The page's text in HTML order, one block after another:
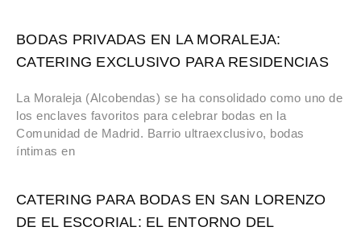
BODAS PRIVADAS EN LA MORALEJA:
CATERING EXCLUSIVO PARA RESIDENCIAS
La Moraleja (Alcobendas) se ha consolidado como uno de
los enclaves favoritos para celebrar bodas en la
Comunidad de Madrid. Barrio ultraexclusivo, bodas
íntimas en
CATERING PARA BODAS EN SAN LORENZO
DE EL ESCORIAL: EL ENTORNO DEL